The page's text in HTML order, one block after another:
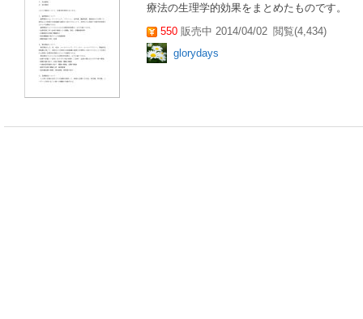
療法の生理学的効果をまとめたものです。
550 販売中 2014/04/02 閲覧(4,434)
glorydays